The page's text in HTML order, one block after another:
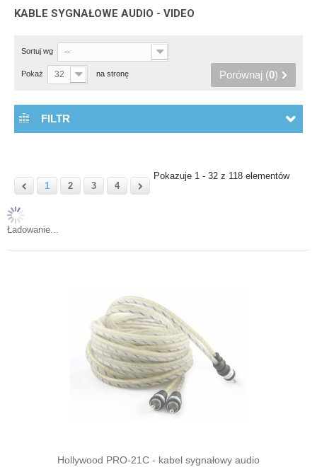
KABLE SYGNAŁOWE AUDIO - VIDEO
Sortuj wg --
Pokaż 32 na stronę Porównaj (0)
FILTR
1 2 3 4
Pokazuje 1 - 32 z 118 elementów
Ładowanie...
Hollywood PRO-21C - kabel sygnałowy audio